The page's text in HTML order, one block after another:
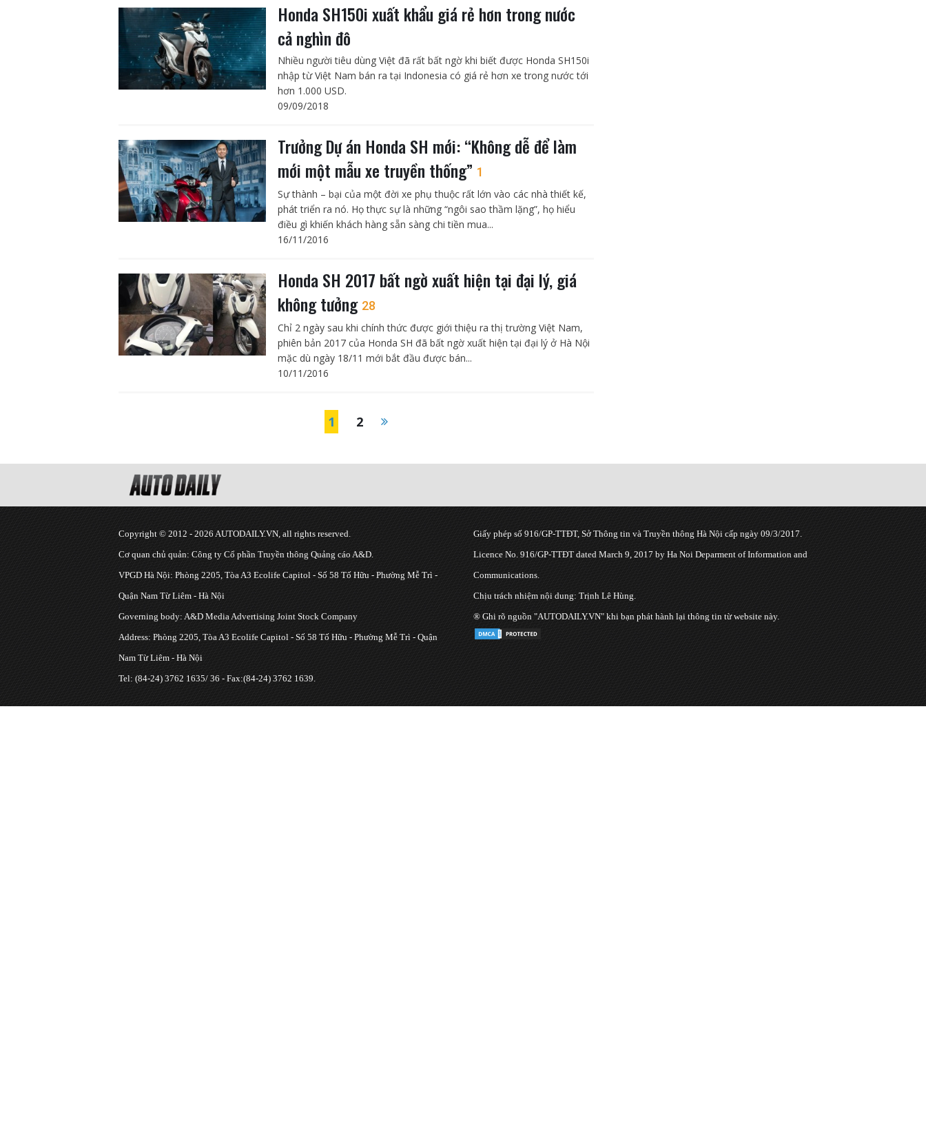
Honda SH150i xuất khẩu giá rẻ hơn trong nước
cả nghìn đô
Nhiều người tiêu dùng Việt đã rất bất ngờ khi biết được Honda SH150i
nhập từ Việt Nam bán ra tại Indonesia có giá rẻ hơn xe trong nước tới
hơn 1.000 USD.
09/09/2018
Trưởng Dự án Honda SH mới: “Không dễ để làm
mới một mẫu xe truyền thống” 1
Sự thành – bại của một đời xe phụ thuộc rất lớn vào các nhà thiết kế,
phát triển ra nó. Họ thực sự là những “ngôi sao thầm lặng”, họ hiểu
điều gì khiến khách hàng sẵn sàng chi tiền mua...
16/11/2016
Honda SH 2017 bất ngờ xuất hiện tại đại lý, giá
không tưởng 28
Chỉ 2 ngày sau khi chính thức được giới thiệu ra thị trường Việt Nam,
phiên bản 2017 của Honda SH đã bất ngờ xuất hiện tại đại lý ở Hà Nội
mặc dù ngày 18/11 mới bắt đầu được bán...
10/11/2016
1 2
Copyright © 2012 - 2026 AUTODAILY.VN, all rights reserved.
Cơ quan chủ quản: Công ty Cổ phần Truyền thông Quảng cáo A&D.
VPGD Hà Nội: Phòng 2205, Tòa A3 Ecolife Capitol - Số 58 Tố Hữu - Phường Mễ Trì -
Quận Nam Từ Liêm - Hà Nội
Governing body: A&D Media Advertising Joint Stock Company
Address: Phòng 2205, Tòa A3 Ecolife Capitol - Số 58 Tố Hữu - Phường Mễ Trì - Quận
Nam Từ Liêm - Hà Nội
Tel: (84-24) 3762 1635/ 36 - Fax:(84-24) 3762 1639.
Giấy phép số 916/GP-TTĐT, Sở Thông tin và Truyền thông Hà Nội cấp ngày 09/3/2017.
Licence No. 916/GP-TTĐT dated March 9, 2017 by Ha Noi Deparment of Information and
Communications.
Chịu trách nhiệm nội dung: Trịnh Lê Hùng.
® Ghi rõ nguồn "AUTODAILY.VN" khi bạn phát hành lại thông tin từ website này.